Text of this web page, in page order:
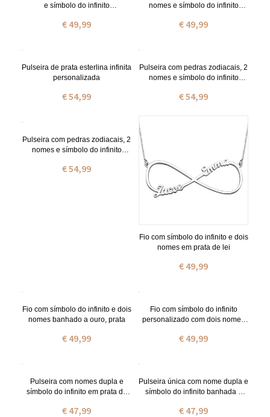
e símbolo do infinito
€ 49,99
nomes e símbolo do infinito
€ 49,99
Pulseira de prata esterlina infinita
personalizada
€ 54,99
Pulseira com pedras zodiacais, 2
nomes e símbolo do infinito
€ 54,99
Pulseira com pedras zodiacais, 2
nomes e símbolo do infinito
€ 54,99
Fio com símbolo do infinito e dois
nomes em prata de lei
€ 49,99
Fio com símbolo do infinito e dois
nomes banhado a ouro, prata
€ 49,99
Fio com símbolo do infinito
personalizado com dois nomes
€ 49,99
Pulseira com nomes dupla e
símbolo do infinito em prata de
€ 47,99
Pulseira única com nome dupla e
símbolo do infinito banhada a
€ 47,99